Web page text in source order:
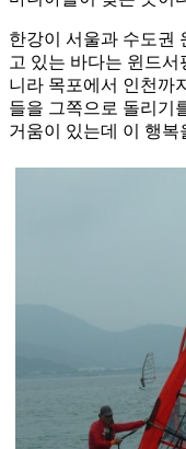
한강이 서울과 수도권
고 있는 바다는 윈드
니라 목포에서 인천까
들을 그쪽으로 돌리기
거움이 있는데 이 행복